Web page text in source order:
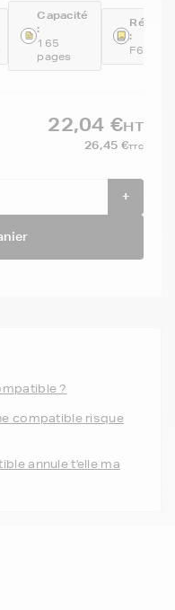
Capacité
:
165
pages
:
22,04 €HT
26,45 €TTC
+
?
compatible risque
annule t'elle ma